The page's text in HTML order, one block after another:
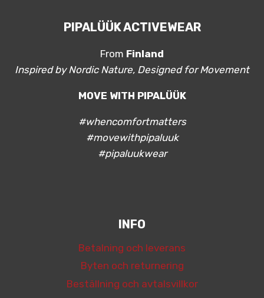
PIPALÜÜK ACTIVEWEAR
From Finland
Inspired by Nordic Nature, Designed for Movement
MOVE WITH PIPALÜÜK
#whencomfortmatters
#movewithpipaluuk
#pipaluukwear
INFO
Betalning och leverans
Byten och returnering
Beställning och avtalsvillkor